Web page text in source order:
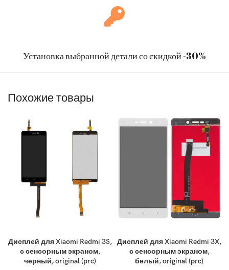
Установка выбранной детали со скидкой -30%
Похожие товары
Дисплей для Xiaomi Redmi 3S,
с сенсорным экраном,
черный, original (prc)
Дисплей для Xiaomi Redmi 3X,
с сенсорным экраном,
белый, original (prc)